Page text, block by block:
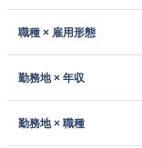
職種 × 雇用形態
勤務地 × 年収
勤務地 × 職種